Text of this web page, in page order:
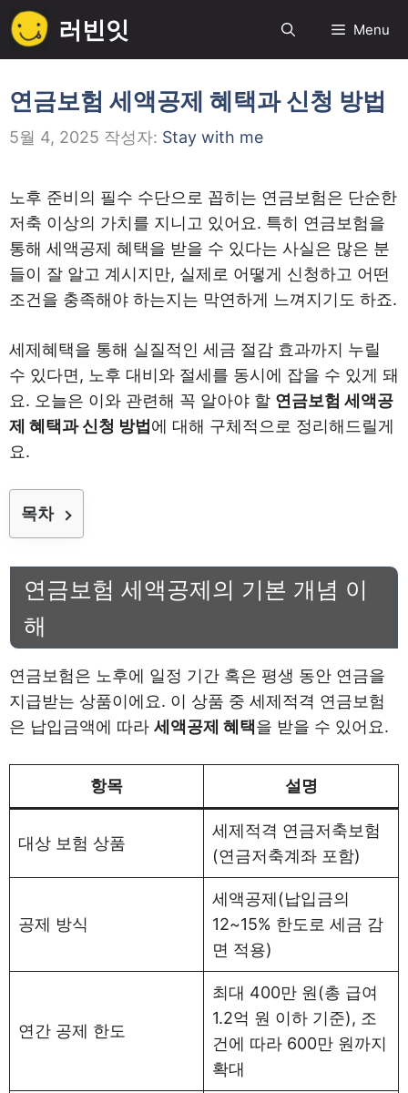
텐
츠
로
건
너
기
러빈잇 Menu
연금보험 세액공제 혜택과 신청 방법
5월 4, 2025 작성자: Stay with me
노후 준비의 필수 수단으로 꼽히는 연금보험은 단순한
저축 이상의 가치를 지니고 있어요. 특히 연금보험을
통해 세액공제 혜택을 받을 수 있다는 사실은 많은 분
들이 잘 알고 계시지만, 실제로 어떻게 신청하고 어떤
조건을 충족해야 하는지는 막연하게 느껴지기도 하죠.
세제혜택을 통해 실질적인 세금 절감 효과까지 누릴
수 있다면, 노후 대비와 절세를 동시에 잡을 수 있게 돼
요. 오늘은 이와 관련해 꼭 알아야 할 연금보험 세액공
제 혜택과 신청 방법 에 대해 구체적으로 정리해드릴게
요.
목차
연금보험 세액공제의 기본 개념 이
해
연금보험은 노후에 일정 기간 혹은 평생 동안 연금을
지급받는 상품이에요. 이 상품 중 세제적격 연금보험
은 납입금액에 따라 세액공제 혜택을 받을 수 있어요.
항목 설명
대상 보험 상품
세제적격 연금저축보험
(연금저축계좌 포함)
공제 방식
세액공제(납입금의
12~15% 한도로 세금 감
면 적용)
연간 공제 한도
최대 400만 원(총 급여
1.2억 원 이하 기준), 조
건에 따라 600만 원까지
확대